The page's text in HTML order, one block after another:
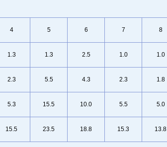
4 5 6 7 8
1.3 1.3 2.5 1.0 1.0
2.3 5.5 4.3 2.3 1.8
5.3 15.5 10.0 5.5 5.0
15.5 23.5 18.8 15.3 13.8